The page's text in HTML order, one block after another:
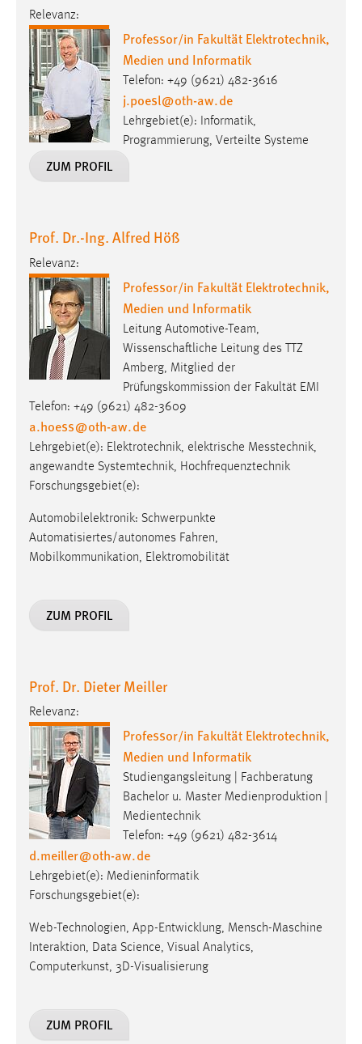
Relevanz:
Professor/in Fakultät Elektrotechnik,
Medien und Informatik
Telefon: +49 (9621) 482-3616
j.poesl@oth-aw.de
Lehrgebiet(e): Informatik,
Programmierung, Verteilte Systeme
ZUM PROFIL
Prof. Dr.-Ing. Alfred Höß
Relevanz:
Professor/in Fakultät Elektrotechnik,
Medien und Informatik
Leitung Automotive-Team,
Wissenschaftliche Leitung des TTZ
Amberg, Mitglied der
Prüfungskommission der Fakultät EMI
Telefon: +49 (9621) 482-3609
a.hoess@oth-aw.de
Lehrgebiet(e): Elektro­tech­nik, elek­trische Mess­technik,
angewandte Systemtechnik, Hochfrequenztechnik
Forschungsgebiet(e):
Automobilelektronik: Schwerpunkte
Automatisiertes/autonomes Fahren,
Mobilkommunikation, Elektromobilität
ZUM PROFIL
Prof. Dr. Dieter Meiller
Relevanz:
Professor/in Fakultät Elektrotechnik,
Medien und Informatik
Studiengangsleitung | Fachberatung
Bachelor u. Master Medienproduktion |
Medientechnik
Telefon: +49 (9621) 482-3614
d.meiller@oth-aw.de
Lehrgebiet(e): Medieninformatik
Forschungsgebiet(e):
Web-Technologien, App-Entwicklung, Mensch-Maschine
Interaktion, Data Science, Visual Analytics,
Computerkunst, 3D-Visualisierung
ZUM PROFIL
Chat
Name:
MibewSessionID, MIBEW_UserID, mibew_locale, mibew-
chat-frame-style-5e9dbeb1811c0446
Zweck:
Wird benötigt um die Chatfunktion nutzen zu können.
MibewSessionID, mibew-chat-frame-style-
Name:
fe_user, be_user, be_lastLoginProvider
Zweck:
Dieser Cookie ist notwendig um sich an der Website
einloggen zu können.
Cookie Laufzeit:
24 Stunden
STATISTIK
Diese Informationen helfen uns zu verstehen, wie
unsere Besucher unsere Website nutzen.
Name:
Zugriffsstatistik
Cookie Laufzeit:
Max. 13 Monate
MARKETING
Marketing Cookies werden von Drittanbietern
verwendet, um personalisierte Werbung anzuzeigen.
Sie tun dies, indem sie Besucher über Websites
hinweg verfolgen.
Name:
_gcl_au